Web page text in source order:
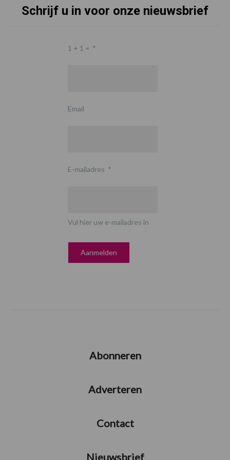
Schrijf u in voor onze nieuwsbrief
1 + 1 = *
Email
E-mailadres *
Vul hier uw e-mailadres in
Abonneren
Adverteren
Contact
Nieuwsbrief